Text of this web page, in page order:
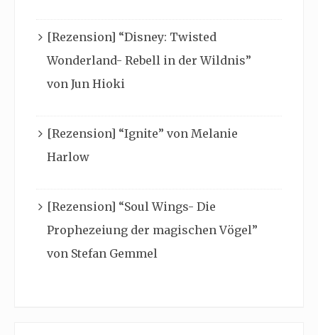
[Rezension] “Disney: Twisted
Wonderland- Rebell in der Wildnis”
von Jun Hioki
[Rezension] “Ignite” von Melanie
Harlow
[Rezension] “Soul Wings- Die
Prophezeiung der magischen Vögel”
von Stefan Gemmel